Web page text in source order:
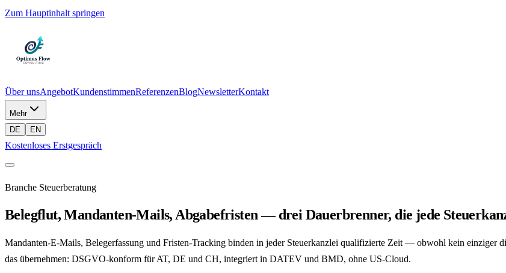
Zum Hauptinhalt springen
Über unsAngebotKundenstimmenReferenzenBlogNewsletterKontakt
Mehr
DE
EN
Kostenloses Erstgespräch
Branche Steuerberatung
Belegflut, Mandanten-Mails, Abgabefristen — drei Dauerbrenner, die jede
Mandanten-E-Mails, Belegerfassung und Fristen-Tracking binden in jeder Steuerkanzlei qualifizierte Zeit — obwohl kein einziger
das übernehmen: DSGVO-konform für AT, DE und CH, integriert in DATEV und BMD, ohne US-Cloud.